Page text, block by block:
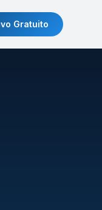
Gratuito